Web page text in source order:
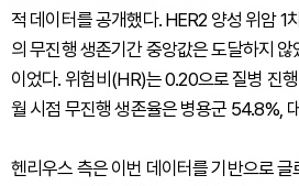
적 데이터를 공개했다. HER2 양성 위암 1
의 무진행 생존기간 중앙값은 도달하지
이었다. 위험비(HR)는 0.20으로 질병 진
월 시점 무진행 생존율은 병용군 54.8%,
헨리우스 측은 이번 데이터를 기반으로